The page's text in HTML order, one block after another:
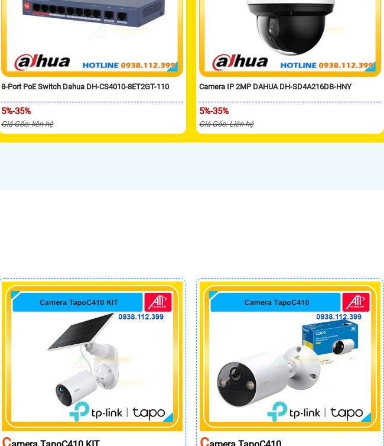
8-Port PoE Switch Dahua DH-CS4010-8ET2GT-110
5%-35%
Giá Gốc: liên hệ
Camera IP 2MP DAHUA DH-SD4A216DB-HNY
5%-35%
Giá Gốc: Liên hệ